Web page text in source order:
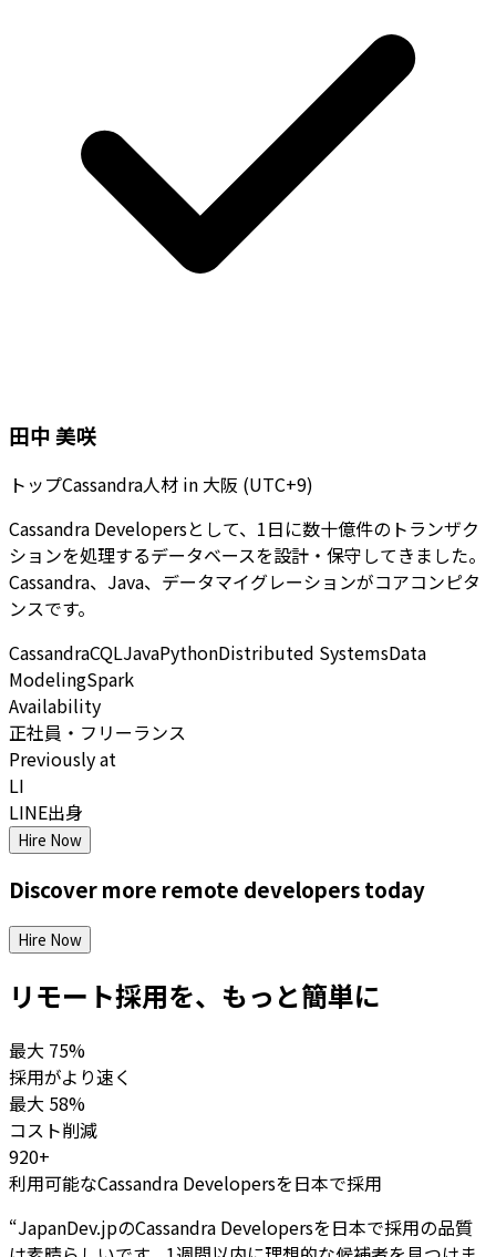
田中 美咲
トップCassandra人材 in 大阪 (UTC+9)
Cassandra Developersとして、1日に数十億件のトランザク
ションを処理するデータベースを設計・保守してきました。
Cassandra、Java、データマイグレーションがコアコンピタ
ンスです。
CassandraCQLJavaPythonDistributed SystemsData
ModelingSpark
Availability
正社員・フリーランス
Previously at
LI
LINE出身
Hire Now
Discover more remote developerstoday
Hire Now
リモート採用を、もっと簡単に
最大 75%
採用がより速く
最大 58%
コスト削減
920+
利用可能なCassandra Developersを日本で採用
“JapanDev.jpのCassandra Developersを日本で採用の品質